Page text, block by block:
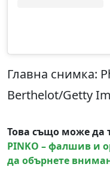
Главна снимка:
Berthelot/Getty
Това също може да
PINKO – фалшив и
да обърнете